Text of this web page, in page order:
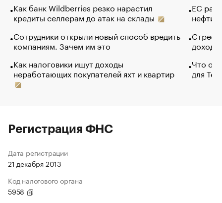
Как банк Wildberries резко нарастил
кредиты селлерам до атак на склады
Сотрудники открыли новый способ вредить
компаниям. Зачем им это
Как налоговики ищут доходы
неработающих покупателей яхт и квартир
ЕС
нефти
Что
для
Регистрация ФНС
Дата регистрации
21 декабря 2013
Код налогового органа
5958